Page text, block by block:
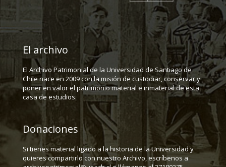
El archivo
El Archivo Patrimonial de la Universidad de Santiago de
Chile nace en 2009 con la misión de custodiar, conservar y
poner en valor el patrimonio material e inmaterial de esta
casa de estudios.
Donaciones
Si tienes material ligado a la historia de la Universidad y
quieres compartirlo con nuestro Archivo, escríbenos a